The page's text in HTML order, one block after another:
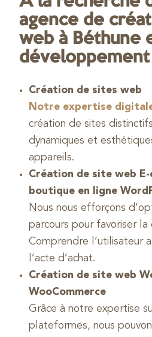
agence de
web à Béthune
développement
Création de sites web
Notre expertise
création de sites
dynamiques et
appareils.
Création de site web E-
boutique en ligne
Nous nous efforçons
parcours pour favoriser la
Comprendre l’utilisateur
l’acte d’achat.
Création de site web
WooCommerce
Grâce à notre expertise
plateformes, nous